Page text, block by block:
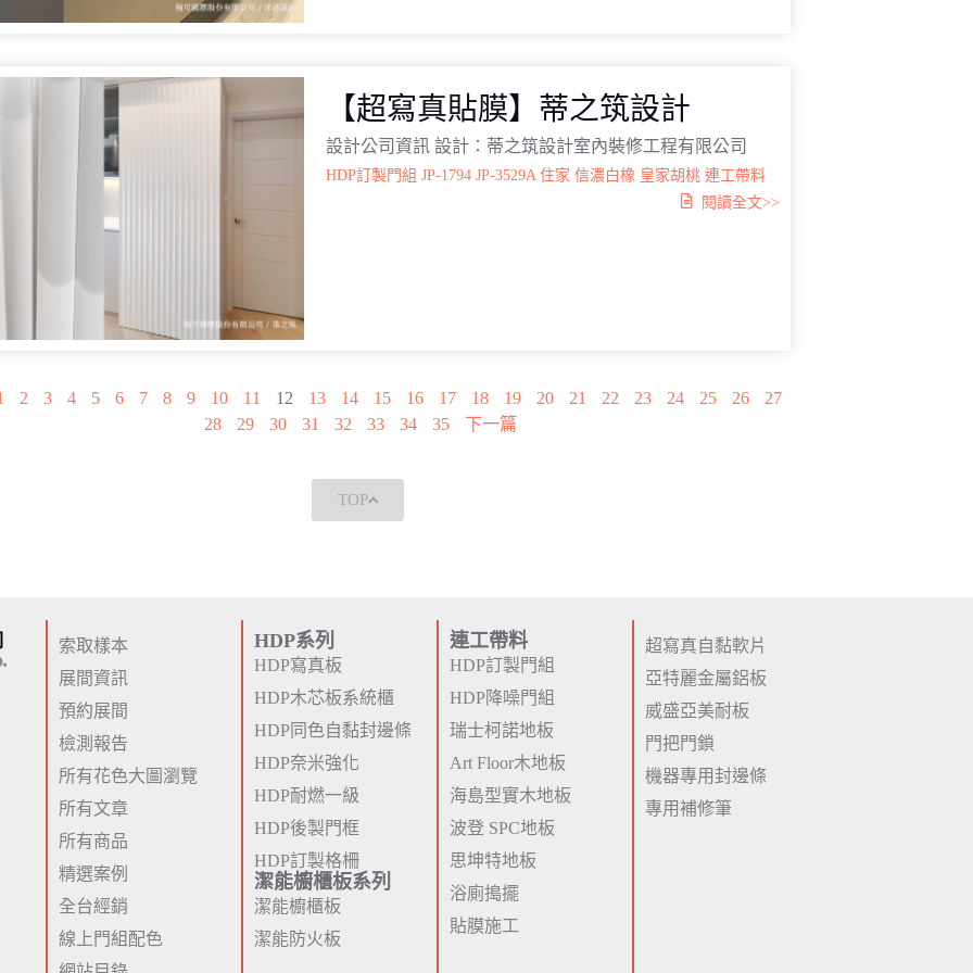
【超寫真貼膜】蒂之筑設計
設計公司資訊 設計：蒂之筑設計室內裝修工程有限公司
HDP訂製門組 JP-1794 JP-3529A 住家 信濃白橡 皇家胡桃 連工帶料
閱讀全文>>
2 3 4 5 6 7 8 9 10 11 12 13 14 15 16 17 18 19 20 21 22 23 24 25 26
27
28
29 30 31 32 33 34 35 下一篇
TOP
索取樣本
展間資訊
預約展間
檢測報告
所有花色大圖瀏覽
所有文章
所有商品
精選案例
全台經銷
線上門組配色
HDP系列
HDP寫真板
HDP木芯板系統櫃
HDP同色自黏封邊條
HDP奈米強化
HDP耐燃一級
HDP後製門框
HDP訂製格柵
潔能櫥櫃板系列
潔能櫥櫃板
潔能防火板
連工帶料
HDP訂製門組
HDP降噪門組
瑞士柯諾地板
Art Floor木地板
海島型實木地板
波登 SPC地板
思坤特地板
浴廁搗擺
貼膜施工
超寫真自黏軟片
亞特麗金屬鋁板
威盛亞美耐板
門把門鎖
機器專用封邊條
專用補修筆